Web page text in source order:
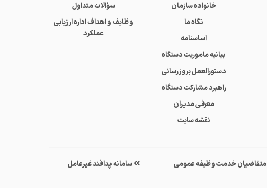
خانواده سازمان
نگاه ما
اساسنامه
بیانیه ماموریت دستگاه
دستورالعمل بروزرسانی
راهبرد مشارکت دستگاه
معرفی مدیران
نقشه سایت
سؤالات متداول
وظایف و اهداف اداره ارزیابی
عملکرد
متقاضیان خدمت وظیفه عمومی سامانه پدافند غیرعامل